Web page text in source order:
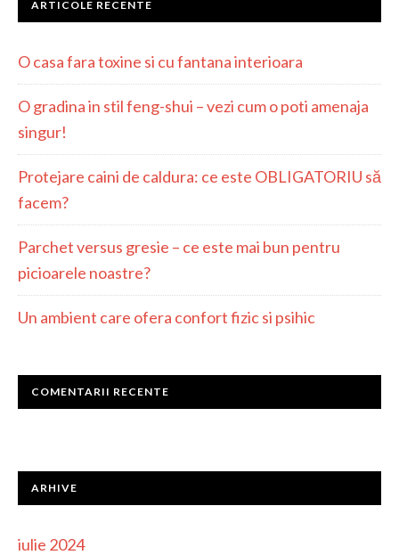
ARTICOLE RECENTE
O casa fara toxine si cu fantana interioara
O gradina in stil feng-shui – vezi cum o poti amenaja
singur!
Protejare caini de caldura: ce este OBLIGATORIU să
facem?
Parchet versus gresie – ce este mai bun pentru
picioarele noastre?
Un ambient care ofera confort fizic si psihic
COMENTARII RECENTE
ARHIVE
iulie 2024